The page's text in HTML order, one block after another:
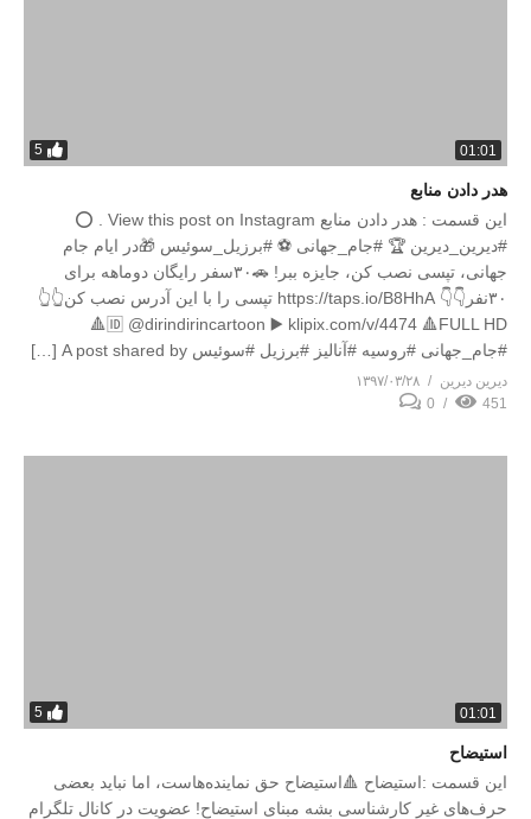
5 01:01
هدر دادن منابع
این قسمت : هدر دادن منابع View this post on Instagram . ⭕️
#دیرین_دیرین 🏆 #جام_جهانی ⚽️ #برزیل_سوئیس 🎁در ایام جام
جهانی، تپسی نصب کن، جایزه ببر! 🚗۳۰سفر رایگان دوماهه برای
۳۰نفر👇👇 https://taps.io/B8HhA تپسی را با این آدرس نصب کن👆👆
🆔 @dirindirincartoon ▶️ klipix.com/v/4474 🔺FULL HD🔺
#جام_جهانی #روسیه #آنالیز #برزیل #سوئیس A post shared by […]
دیرین دیرین
۱۳۹۷/۰۳/۲۸
451
0
5 01:01
استیضاح
این قسمت :استیضاح 🔺استیضاح حق نماینده‌هاست، اما نباید بعضی
حرف‌های غیر کارشناسی بشه مبنای استیضاح! عضویت در کانال تلگرام